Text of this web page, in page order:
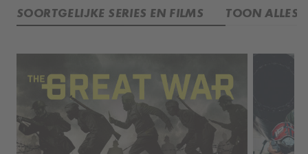
SOORTGELIJKE SERIES EN FILMS TOON ALLES